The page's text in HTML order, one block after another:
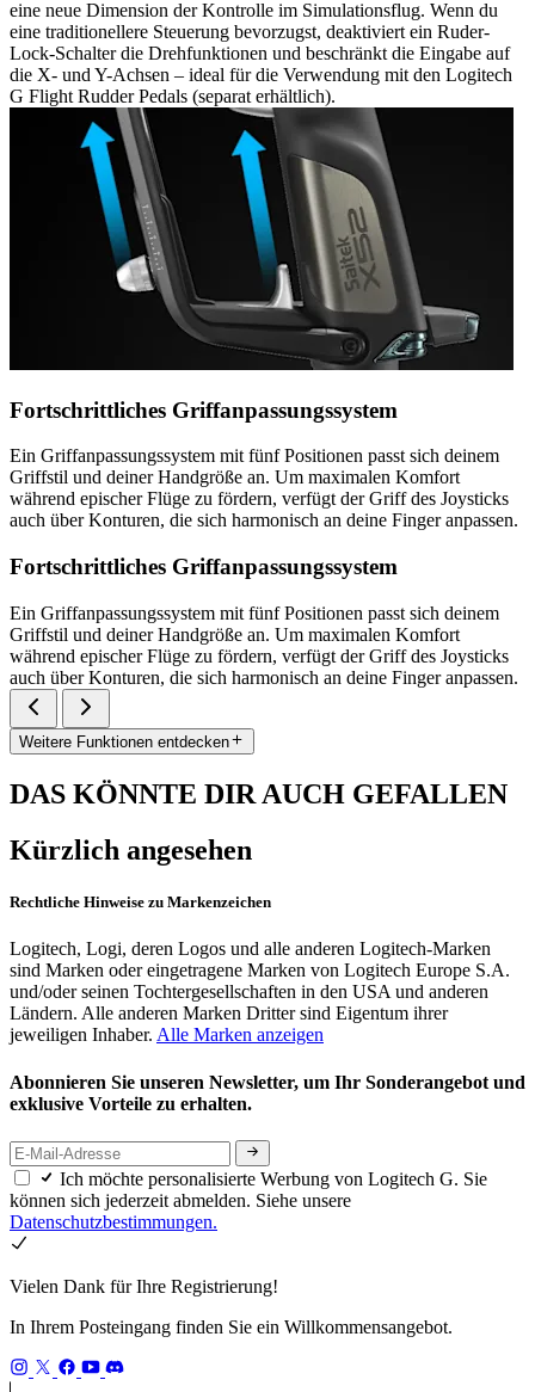
eine neue Dimension der Kontrolle im Simulationsflug. Wenn du
eine traditionellere Steuerung bevorzugst, deaktiviert ein Ruder-
Lock-Schalter die Drehfunktionen und beschränkt die Eingabe auf
die X- und Y-Achsen – ideal für die Verwendung mit den Logitech
G Flight Rudder Pedals (separat erhältlich).
Fortschrittliches Griffanpassungssystem
Ein Griffanpassungssystem mit fünf Positionen passt sich deinem
Griffstil und deiner Handgröße an. Um maximalen Komfort
während epischer Flüge zu fördern, verfügt der Griff des Joysticks
auch über Konturen, die sich harmonisch an deine Finger anpassen.
Fortschrittliches Griffanpassungssystem
Ein Griffanpassungssystem mit fünf Positionen passt sich deinem
Griffstil und deiner Handgröße an. Um maximalen Komfort
während epischer Flüge zu fördern, verfügt der Griff des Joysticks
auch über Konturen, die sich harmonisch an deine Finger anpassen.
Weitere Funktionen entdecken
DAS KÖNNTE DIR AUCH GEFALLEN
Kürzlich angesehen
Rechtliche Hinweise zu Markenzeichen
Logitech, Logi, deren Logos und alle anderen Logitech-Marken
sind Marken oder eingetragene Marken von Logitech Europe S.A.
und/oder seinen Tochtergesellschaften in den USA und anderen
Ländern. Alle anderen Marken Dritter sind Eigentum ihrer
jeweiligen Inhaber. Alle Marken anzeigen
Abonnieren Sie unseren Newsletter, um Ihr Sonderangebot und
exklusive Vorteile zu erhalten.
Ich möchte personalisierte Werbung von Logitech G. Sie
können sich jederzeit abmelden. Siehe unsere
Datenschutzbestimmungen.
Vielen Dank für Ihre Registrierung!
In Ihrem Posteingang finden Sie ein Willkommensangebot.